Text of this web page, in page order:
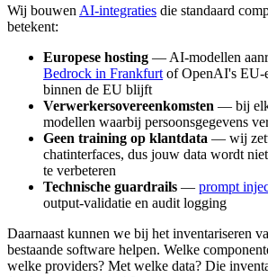
Wij bouwen AI-integraties die standaard
betekent:
Europese hosting — AI-modellen
Bedrock in Frankfurt of OpenAI's EU-
binnen de EU blijft
Verwerkersovereenkomsten — bij
modellen waarbij persoonsgegevens
Geen training op klantdata — wij
chatinterfaces, dus jouw data wordt
te verbeteren
Technische guardrails — prompt
output-validatie en audit logging
Daarnaast kunnen we bij het inventariseren
bestaande software helpen. Welke
welke providers? Met welke data? Die